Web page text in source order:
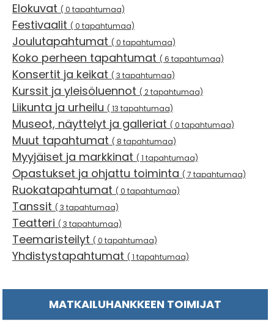
Elokuvat ( 0 tapahtumaa)
Festivaalit ( 0 tapahtumaa)
Joulutapahtumat ( 0 tapahtumaa)
Koko perheen tapahtumat ( 6 tapahtumaa)
Konsertit ja keikat ( 3 tapahtumaa)
Kurssit ja yleisöluennot ( 2 tapahtumaa)
Liikunta ja urheilu ( 13 tapahtumaa)
Museot, näyttelyt ja galleriat ( 0 tapahtumaa)
Muut tapahtumat ( 8 tapahtumaa)
Myyjäiset ja markkinat ( 1 tapahtumaa)
Opastukset ja ohjattu toiminta ( 7 tapahtumaa)
Ruokatapahtumat ( 0 tapahtumaa)
Tanssit ( 3 tapahtumaa)
Teatteri ( 3 tapahtumaa)
Teemaristeilyt ( 0 tapahtumaa)
Yhdistystapahtumat ( 1 tapahtumaa)
MATKAILUHANKKEEN TOIMIJAT